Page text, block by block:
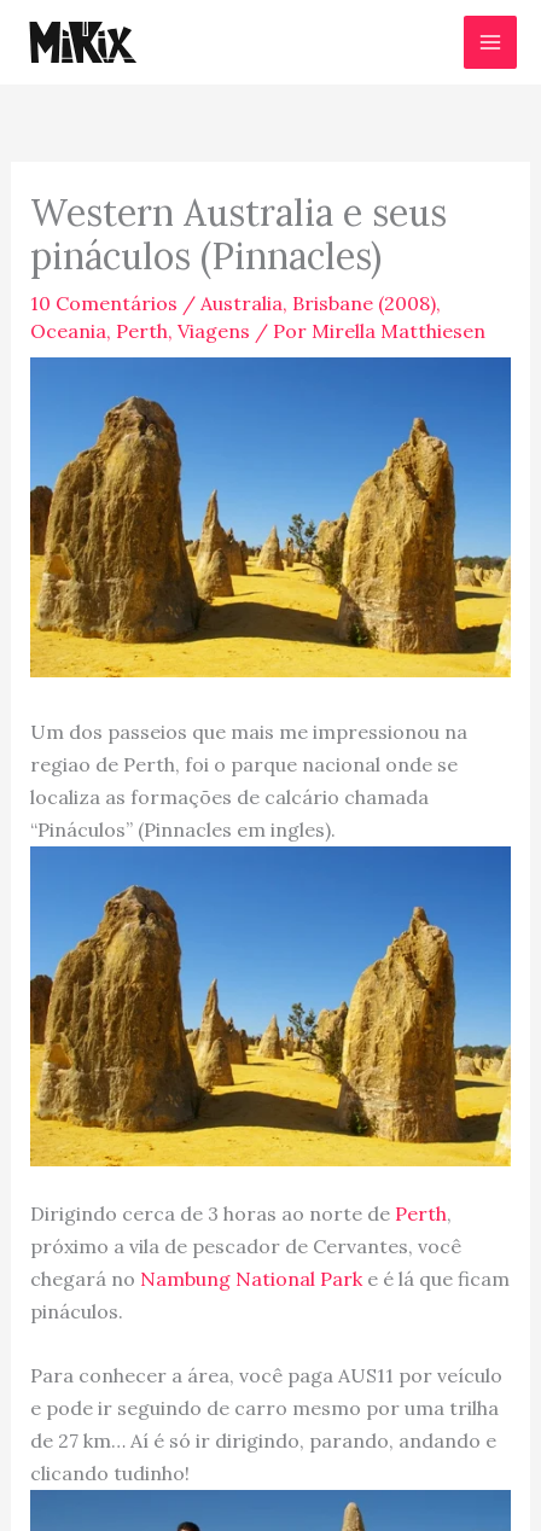
para
Western Australia e seus
pináculos (Pinnacles)
10 Comentários / Australia, Brisbane (2008),
Oceania, Perth, Viagens / Por Mirella Matthiesen
Um dos passeios que mais me impressionou na
regiao de Perth, foi o parque nacional onde se
localiza as formações de calcário chamada
“Pináculos” (Pinnacles em ingles).
Dirigindo cerca de 3 horas ao norte de Perth,
próximo a vila de pescador de Cervantes, você
chegará no Nambung National Parke é lá que ficam
pináculos.
Para conhecer a área, você paga AUS11 por veículo
e pode ir seguindo de carro mesmo por uma trilha
de 27 km… Aí é só ir dirigindo, parando, andando e
clicando tudinho!